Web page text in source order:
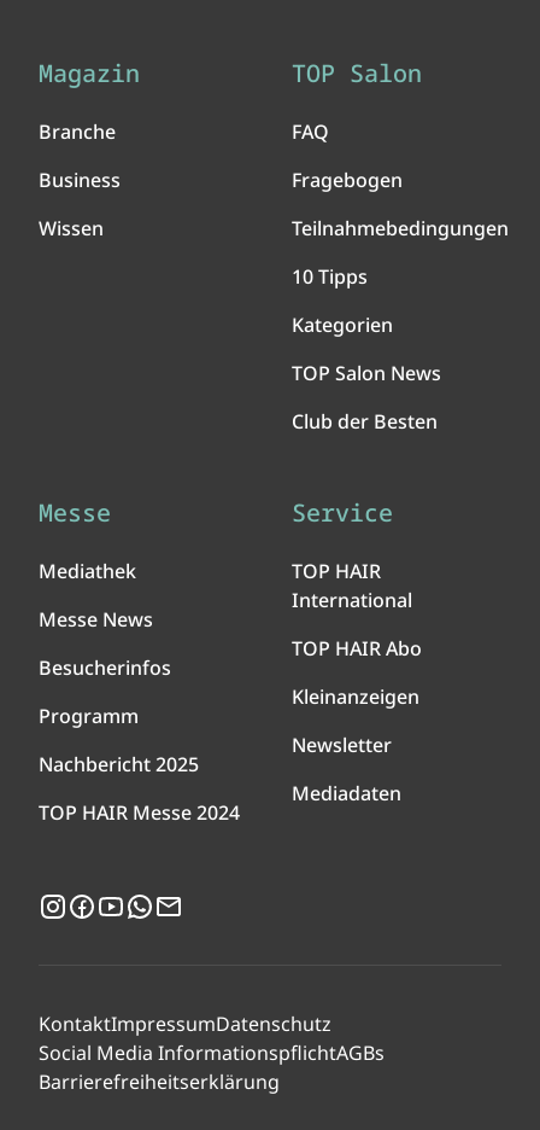
Magazin
Branche
Business
Wissen
TOP Salon
FAQ
Fragebogen
Teilnahmebedingungen
10 Tipps
Kategorien
TOP Salon News
Club der Besten
Messe
Mediathek
Messe News
Besucherinfos
Programm
Nachbericht 2025
TOP HAIR Messe 2024
Service
TOP HAIR
International
TOP HAIR Abo
Kleinanzeigen
Newsletter
Mediadaten
Instagram
Facebook
YouTubeWhatsApp
KontaktImpressumDatenschutz
Social Media InformationspflichtAGBs
Barrierefreiheitserklärung